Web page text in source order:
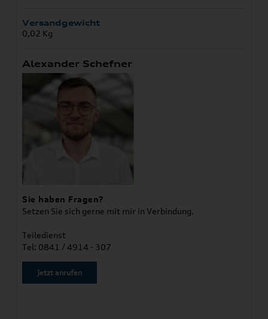
Versandgewicht
0,02 Kg
Alexander Schefner
Sie haben Fragen?
Setzen Sie sich gerne mit mir in Verbindung.
Teiledienst
Tel: 0841 / 4914 - 307
Jetzt anrufen